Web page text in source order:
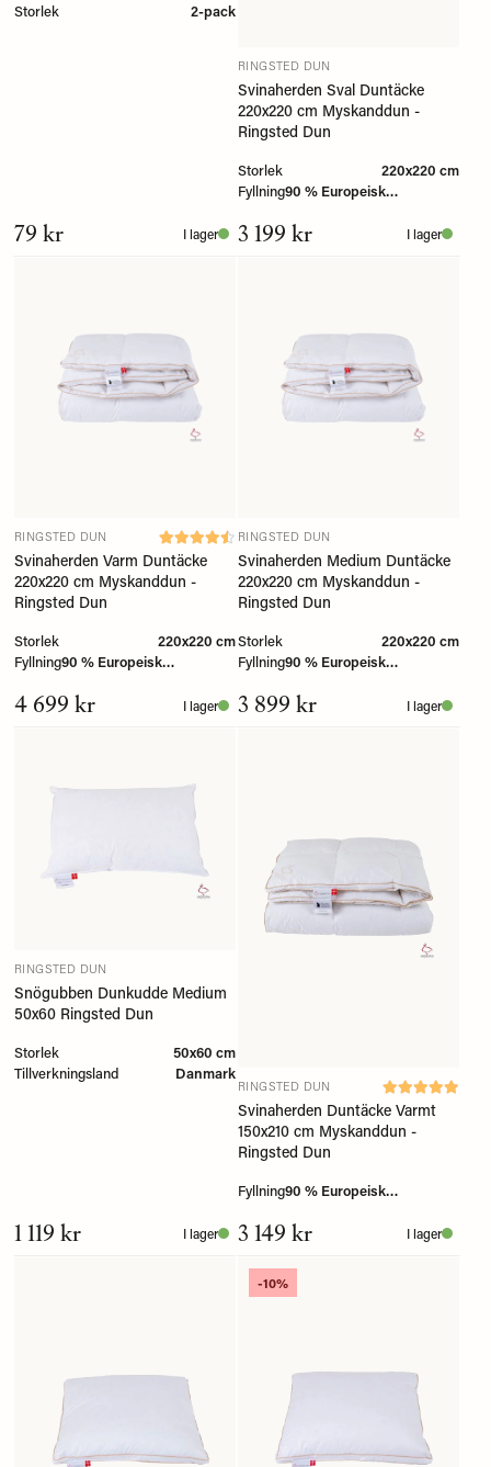
Storlek 2-pack
79 kr I lager
RINGSTED DUN
Svinaherden Sval Duntäcke
220x220 cm Myskanddun -
Ringsted Dun
Storlek
220x220 cm
Fyllning90 % Europeisk
3 199 kr I lager
RINGSTED DUN
Svinaherden Varm Duntäcke
220x220 cm Myskanddun -
Ringsted Dun
Storlek
220x220 cm
Fyllning90 % Europeisk
4 699 kr I lager
RINGSTED DUN
Svinaherden Medium Duntäcke
220x220 cm Myskanddun -
Ringsted Dun
Storlek
220x220 cm
Fyllning90 % Europeisk
3 899 kr I lager
RINGSTED DUN
Snögubben Dunkudde Medium
50x60 Ringsted Dun
Storlek
50x60 cm
Tillverkningsland
Danmark
1 119 kr I lager
RINGSTED DUN
Svinaherden Duntäcke Varmt
150x210 cm Myskanddun -
Ringsted Dun
Fyllning90 % Europeisk
3 149 kr I lager
-10%